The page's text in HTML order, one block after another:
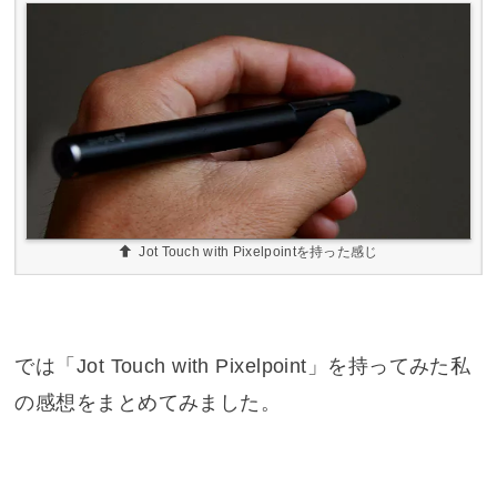
Jot Touch with Pixelpointを持った感じ
では「Jot Touch with Pixelpoint」を持ってみた私
の感想をまとめてみました。